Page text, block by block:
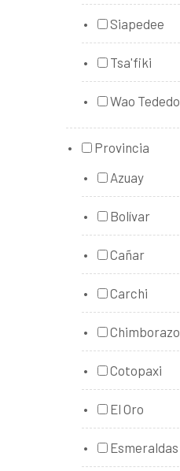
Siapedee
Tsa'fiki
Wao Tededo
Provincia
Azuay
Bolívar
Cañar
Carchi
Chimborazo
Cotopaxi
El Oro
Esmeraldas